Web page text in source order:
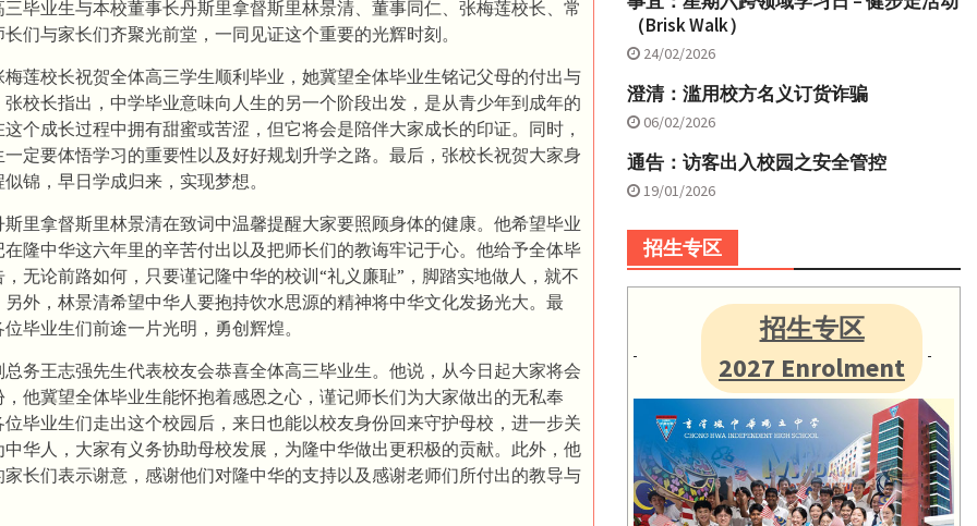
毕业生与本校董事长丹斯里拿督斯里林景清、董事同仁、张梅莲校长、常
们与家长们齐聚光前堂，一同见证这个重要的光辉时刻。
莲校长祝贺全体高三学生顺利毕业，她冀望全体毕业生铭记父母的付出与
校长指出，中学毕业意味向人生的另一个阶段出发，是从青少年到成年的
个成长过程中拥有甜蜜或苦涩，但它将会是陪伴大家成长的印证。同时，
定要体悟学习的重要性以及好好规划升学之路。最后，张校长祝贺大家身
锦，早日学成归来，实现梦想。
里拿督斯里林景清在致词中温馨提醒大家要照顾身体的健康。他希望毕业
隆中华这六年里的辛苦付出以及把师长们的教诲牢记于心。他给予全体毕
无论前路如何，只要谨记隆中华的校训“礼义廉耻”，脚踏实地做人，就不
外，林景清希望中华人要抱持饮水思源的精神将中华文化发扬光大。最
毕业生们前途一片光明，勇创辉煌。
务王志强先生代表校友会恭喜全体高三毕业生。他说，从今日起大家将会
他冀望全体毕业生能怀抱着感恩之心，谨记师长们为大家做出的无私奉
毕业生们走出这个校园后，来日也能以校友身份回来守护母校，进一步关
华人，大家有义务协助母校发展，为隆中华做出更积极的贡献。此外，他
长们表示谢意，感谢他们对隆中华的支持以及感谢老师们所付出的教导与
（Brisk Walk）
24/02/2026
澄清：滥用校方名义订货诈骗
06/02/2026
通告：访客出入校园之安全管控
19/01/2026
招生专区
招生专区
2027 Enrolment